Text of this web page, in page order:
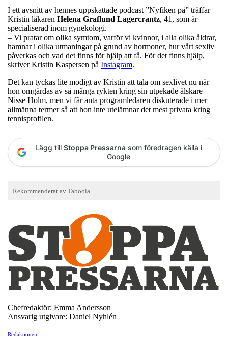
I ett avsnitt av hennes uppskattade podcast ”Nyfiken på” träffar
Kristin läkaren Helena Graflund Lagercrantz, 41, som är
specialiserad inom gynekologi.
– Vi pratar om olika symtom, varför vi kvinnor, i alla olika åldrar,
hamnar i olika utmaningar på grund av hormoner, hur vårt sexliv
påverkas och vad det finns för hjälp att få. För det finns hjälp,
skriver Kristin Kaspersen på Instagram.
Det kan tyckas lite modigt av Kristin att tala om sexlivet nu när
hon omgärdas av så många rykten kring sin utpekade älskare
Nisse Holm, men vi får anta programledaren diskuterade i mer
allmänna termer så att hon inte utelämnar det mest privata kring
tennisprofilen.
Lägg till Stoppa Pressarna som föredragen källa i
Google
Chefredaktör: Emma Andersson
Ansvarig utgivare: Daniel Nyhlén
Redaktionen